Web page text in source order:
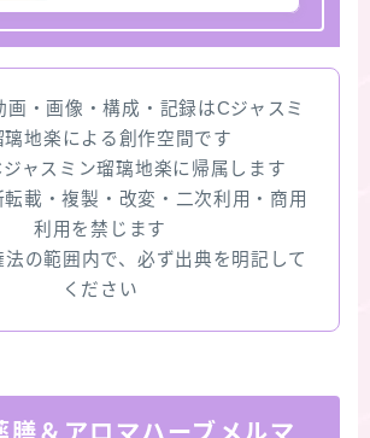
画・画像・構成・記録はCジャスミ
璃地楽による創作空間です
ャスミン瑠璃地楽に帰属します
載・複製・改変・二次利用・商用
利用を禁じます
法の範囲内で、必ず出典を明記して
ください